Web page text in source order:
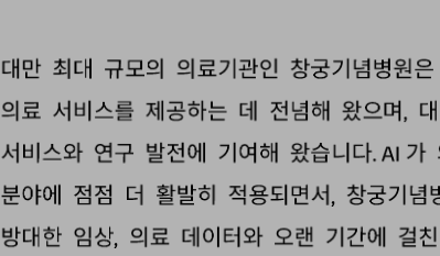
대만 최대 규모의 의료기관인 창궁기념병원은
의료 서비스를 제공하는 데 전념해 왔으며,
서비스와 연구 발전에 기여해 왔습니다. AI 가
분야에
점점 더 활발히 적용되면서, 창궁기념
방대한 임상, 의료 데이터와 오랜 기간에 걸친